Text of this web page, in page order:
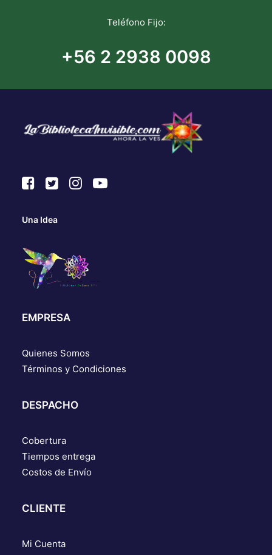
Teléfono Fijo:
+56 2 2938 0098
Una Idea
EMPRESA
Quienes Somos
Términos y Condiciones
DESPACHO
Cobertura
Tiempos entrega
Costos de Envío
CLIENTE
Mi Cuenta